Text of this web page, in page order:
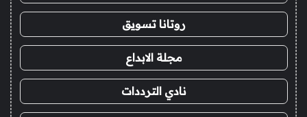
روتانا تسويق
مجلة الابداع
نادي الترددات